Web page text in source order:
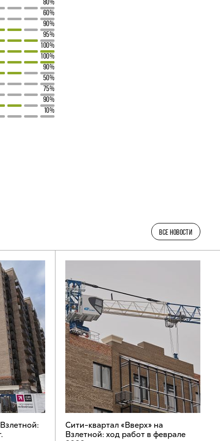
80%
60%
90%
95%
100%
100%
90%
50%
75%
90%
10%
ВСЕ НОВОСТИ
Сити-квартал «Вверх» на
Взлетной: ход работ в феврале